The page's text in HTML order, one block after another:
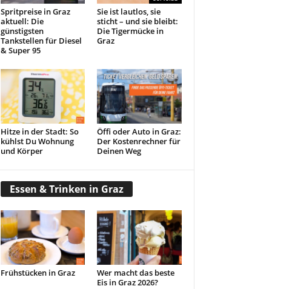
Spritpreise in Graz
aktuell: Die
günstigsten
Tankstellen für Diesel
& Super 95
Sie ist lautlos, sie
sticht – und sie bleibt:
Die Tigermücke in
Graz
Hitze in der Stadt: So
kühlst Du Wohnung
und Körper
Öffi oder Auto in Graz:
Der Kostenrechner für
Deinen Weg
Essen & Trinken in Graz
Frühstücken in Graz
Wer macht das beste
Eis in Graz 2026?